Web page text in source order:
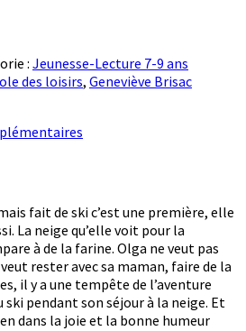
:Jeunesse-Lecture 7-9 ans
des loisirs, Geneviève Brisac
fait de ski c’est une première, elle
La neige qu’elle voit pour la
à de la farine. Olga ne veut pas
rester avec sa maman, faire de la
il y a une tempête de l’aventure
ski pendant son séjour à la neige. Et
dans la joie et la bonne humeur